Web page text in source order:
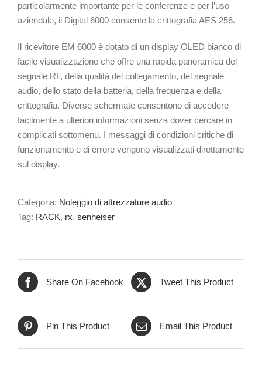
particolarmente importante per le conferenze e per l’uso
aziendale, il Digital 6000 consente la crittografia AES 256.
Il ricevitore EM 6000 è dotato di un display OLED bianco di
facile visualizzazione che offre una rapida panoramica del
segnale RF, della qualità del collegamento, del segnale
audio, dello stato della batteria, della frequenza e della
crittografia. Diverse schermate consentono di accedere
facilmente a ulteriori informazioni senza dover cercare in
complicati sottomenu. I messaggi di condizioni critiche di
funzionamento e di errore vengono visualizzati direttamente
sul display.
Categoria: Noleggio di attrezzature audio
Tag: RACK, rx, senheiser
Share On Facebook Tweet This Product
Pin This Product Email This Product